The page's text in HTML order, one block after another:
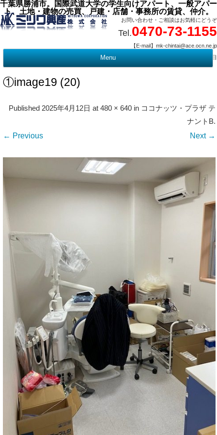
千葉県勝浦市。国際武道大学の学生向けアパート、一般アパー
ト、土地・建物の売買、戸建・店舗・事務所の賃貸、仲介。
お問い合わせ・ご相談はお気軽にどうぞ
Tel.0470-73-1155
【E-mail】mk-chintai@ace.ocn.ne.jp
【営業時間】09:00 ～ 17:15 【定 休 日】水曜・祭日
Menu
①image19 (20)
Published2025年4月12日 at480 × 640 in ココナッツ・プラザ テ
ナントB.
← Previous Next →